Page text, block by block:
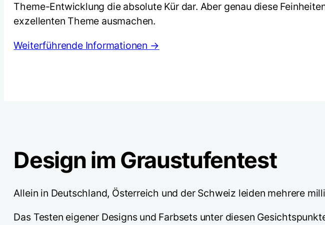
Theme-Entwicklung die absolute Kür dar. Aber genau diese
exzellenten Theme ausmachen.
Weiterführende Informationen →
Design im Graustufentest
Allein in Deutschland, Österreich und der Schweiz leiden mehrere
Das Testen eigener Designs und Farbsets unter diesen